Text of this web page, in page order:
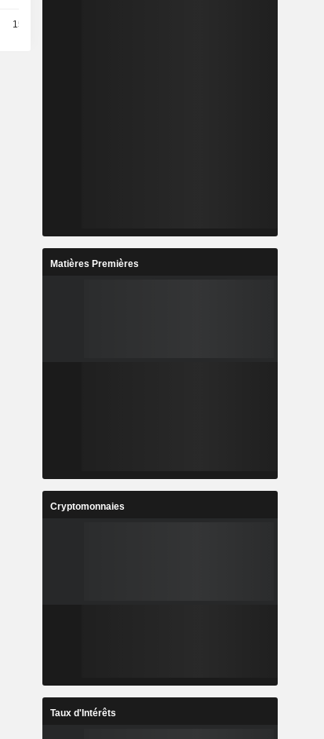
150 Md
Matières Premières
Cryptomonnaies
Taux d'Intérêts